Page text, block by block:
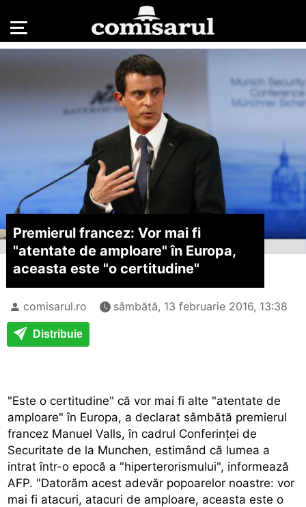
Premierul francez: Vor mai fi
"atentate de amploare" în Europa,
aceasta este "o certitudine"
comisarul.ro sâmbătă, 13 februarie 2016, 13:38
Distribuie
"Este o certitudine" că vor mai fi alte "atentate de
amploare" în Europa, a declarat sâmbătă premierul
francez Manuel Valls, în cadrul Conferinței de
Securitate de la Munchen, estimând că lumea a
intrat într-o epocă a "hiperterorismului", informează
AFP. "Datorăm acest adevăr popoarelor noastre: vor
mai fi atacuri, atacuri de amploare, aceasta este o